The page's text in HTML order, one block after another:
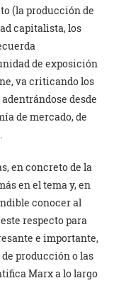
(la producción de
capitalista, los
de exposición
va criticando los
desde
de mercado, de
en concreto de la
en el tema y, en
conocer al
respecto para
e importante,
producción o las
Marx a lo largo